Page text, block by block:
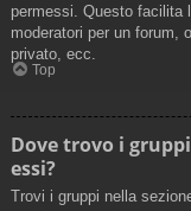
permessi. Questo facilita
moderatori per un forum,
privato, ecc.
Top
Dove trovo i
essi?
Trovi i gruppi nella